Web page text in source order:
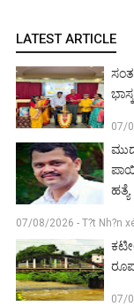
LATEST ARTICLE
07/
ಹತ್ಯೆ
07/08/2026 - T?t Nh?n
07/